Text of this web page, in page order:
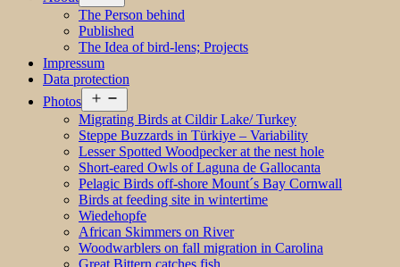
menu
The Person behind
Published
The Idea of bird-lens; Projects
Impressum
Data protection
Photos
menu
Migrating Birds at Cildir Lake/ Turkey
Steppe Buzzards in Türkiye – Variability
Lesser Spotted Woodpecker at the nest hole
Short-eared Owls of Laguna de Gallocanta
Pelagic Birds off-shore Mount´s Bay Cornwall
Birds at feeding site in wintertime
Wiedehopfe
African Skimmers on River
Woodwarblers on fall migration in Carolina
Great Bittern catches fish